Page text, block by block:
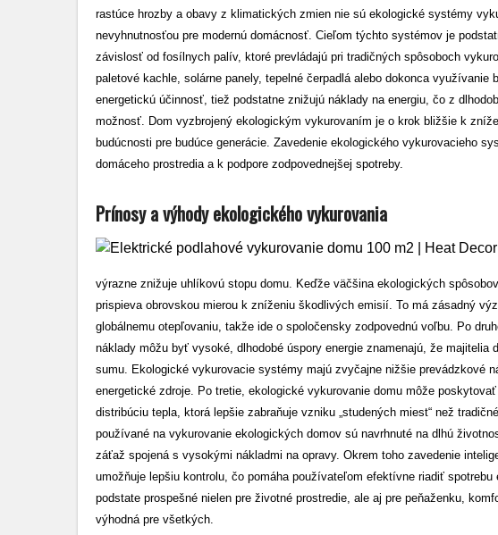
rastúce hrozby a obavy z klimatických zmien nie sú ekologické systémy
nevyhnutnosťou pre modernú domácnosť. Cieľom týchto systémov je
závislosť od fosílnych palív, ktoré prevládajú pri tradičných spôsoboch
paletové kachle, solárne panely, tepelné čerpadlá alebo dokonca využívanie
energetickú účinnosť, tiež podstatne znižujú náklady na energiu, čo z
možnosť. Dom vyzbrojený ekologickým vykurovaním je o krok bližšie k
budúcnosti pre budúce generácie. Zavedenie ekologického vykurovacieho
domáceho prostredia a k podpore zodpovednejšej spotreby.
Prínosy a výhody ekologického vykurovania
výrazne znižuje uhlíkovú stopu domu. Keďže väčšina ekologických
prispieva obrovskou mierou k zníženiu škodlivých emisií. To má zásadný
globálnemu otepľovaniu, takže ide o spoločensky zodpovednú voľbu. Po
náklady môžu byť vysoké, dlhodobé úspory energie znamenajú, že majitelia
sumu. Ekologické vykurovacie systémy majú zvyčajne nižšie prevádzkové
energetické zdroje. Po tretie, ekologické vykurovanie domu môže
distribúciu tepla, ktorá lepšie zabraňuje vzniku „studených miest“ než
používané na vykurovanie ekologických domov sú navrhnuté na dlhú
záťaž spojená s vysokými nákladmi na opravy. Okrem toho zavedenie
umožňuje lepšiu kontrolu, čo pomáha používateľom efektívne riadiť
podstate prospešné nielen pre životné prostredie, ale aj pre peňaženku,
výhodná pre všetkých.